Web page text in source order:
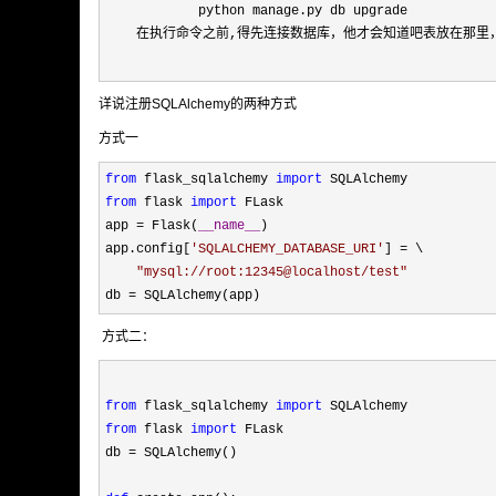
            python manage.py db upgrade
在执行命令之前,得先连接数据库，他才会知道吧表放在那里
详说注册SQLAlchemy的两种方式
方式一
from flask_sqlalchemy import
from flask import FLask
app = Flask( __name__
)
app.config[
'SQLALCHEMY_DATABASE_URI ' ] = \
"mysql://root:12345@localhost/test"
db = SQLAlchemy(app)
方式二：
from flask_sqlalchemy import
from flask import FLask
db = SQLAlchemy()